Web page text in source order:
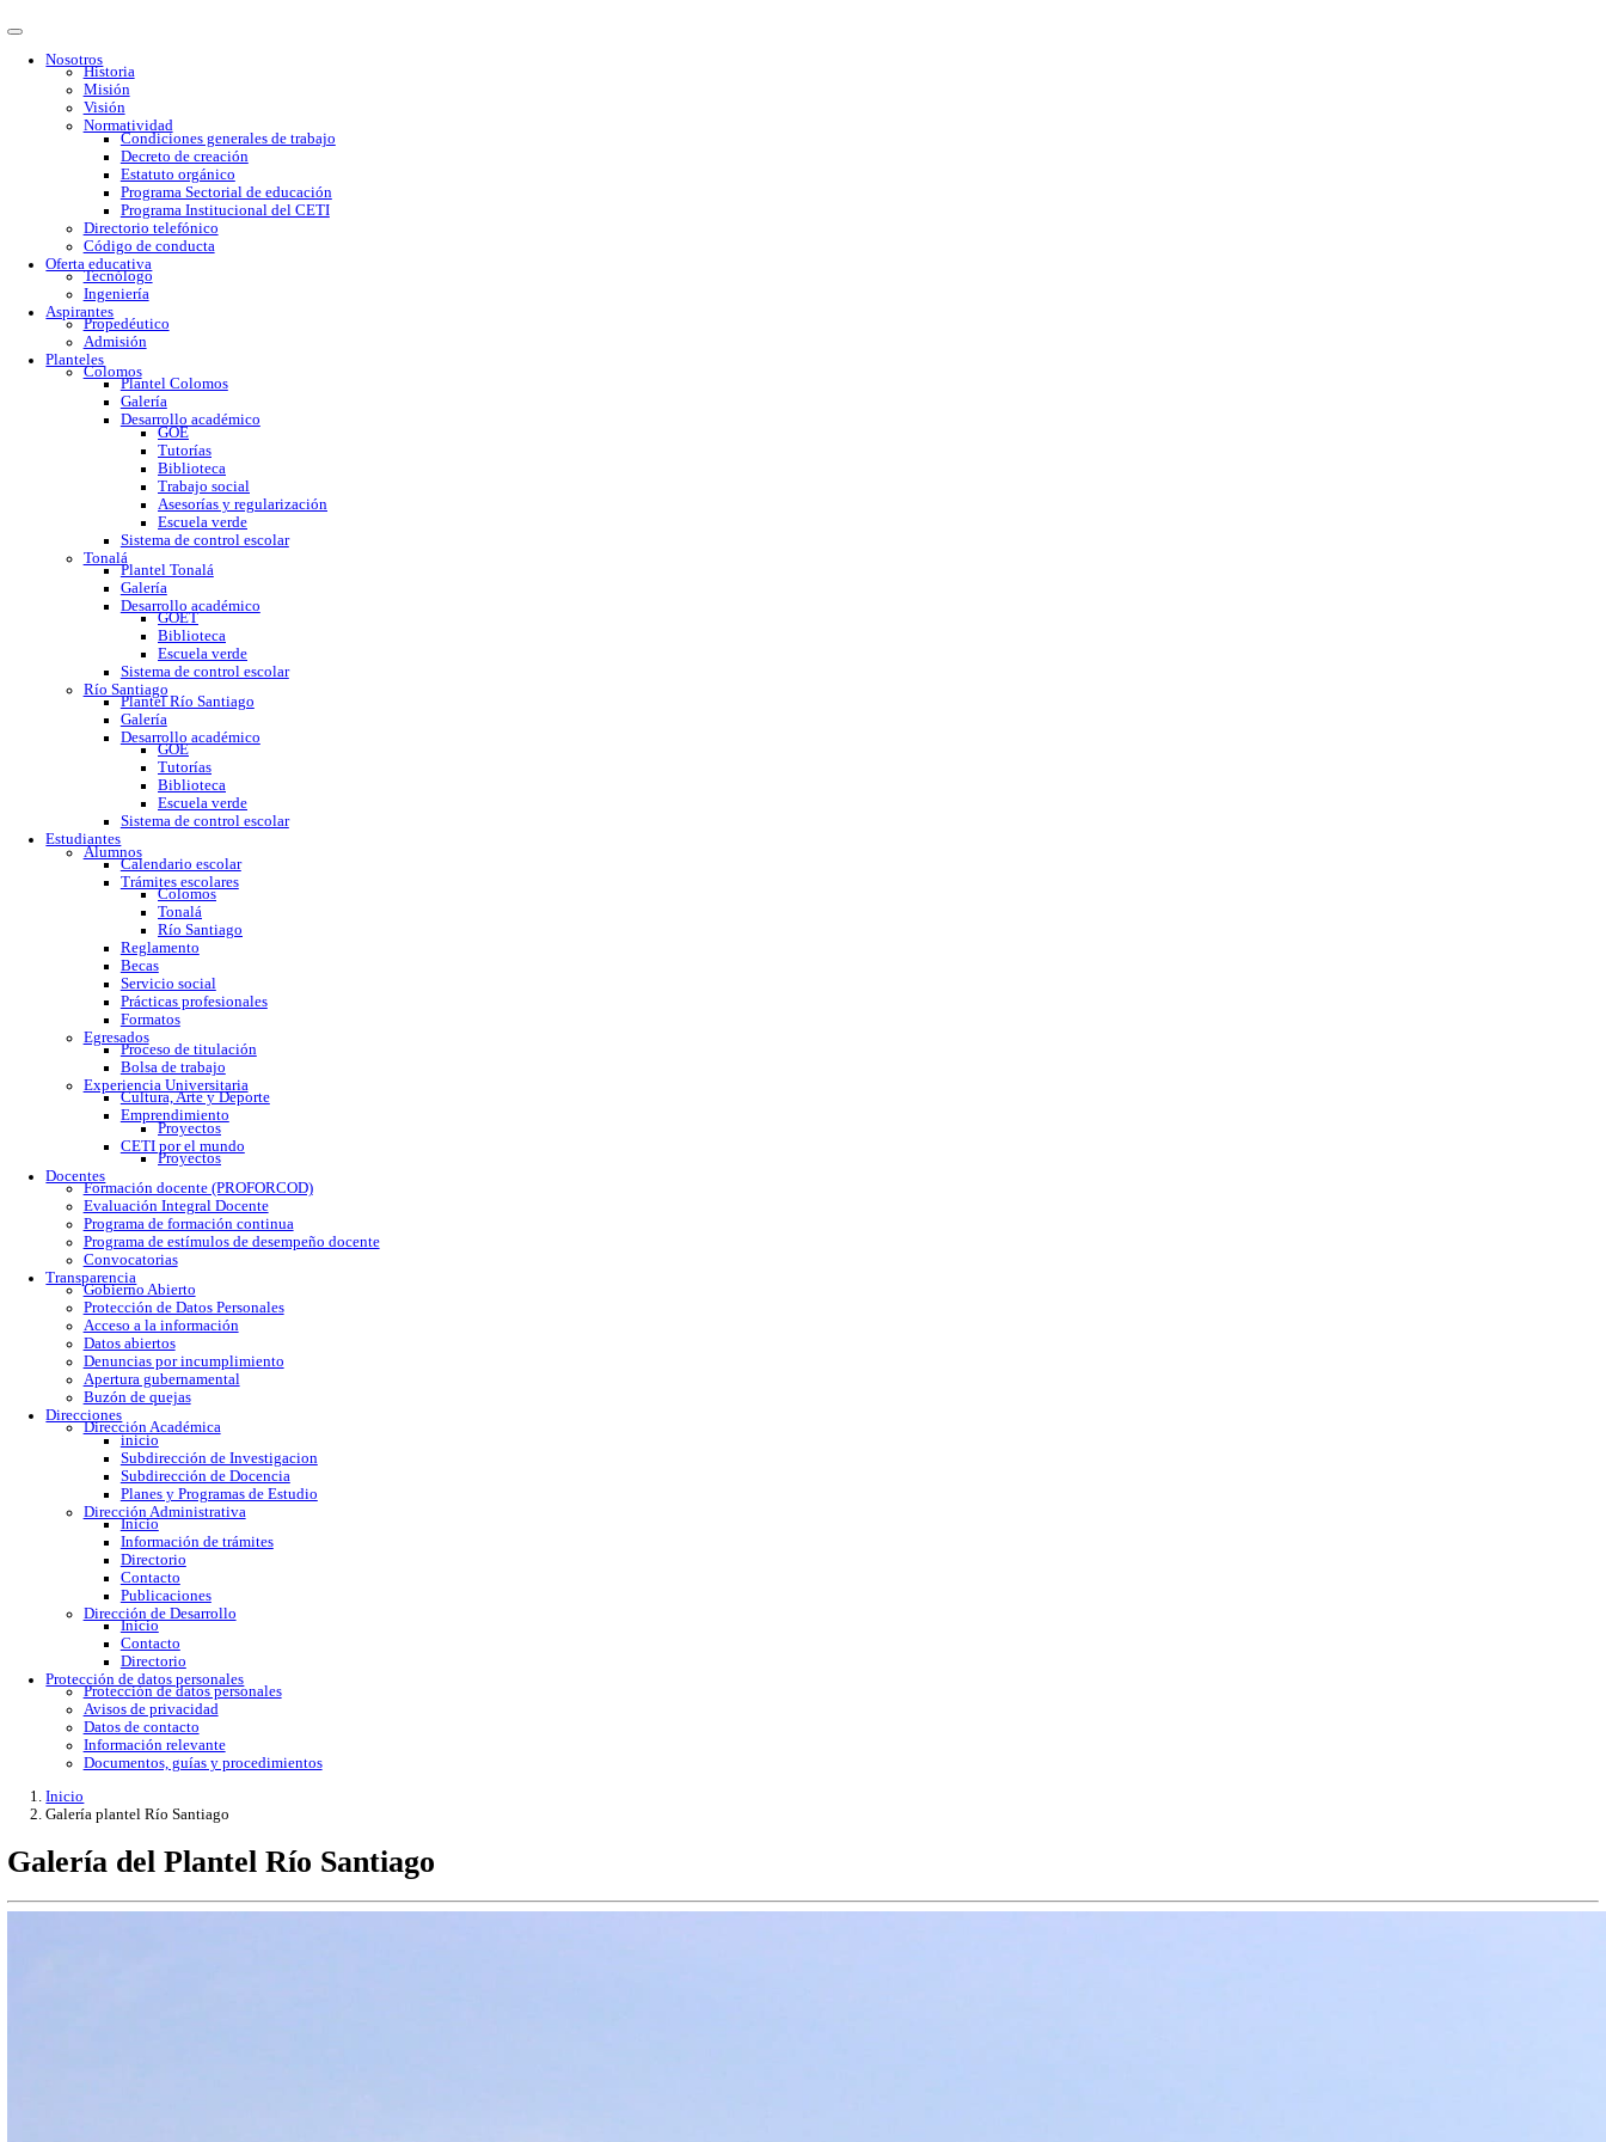
Nosotros
Historia
Misión
Visión
Normatividad
Condiciones generales de trabajo
Decreto de creación
Estatuto orgánico
Programa Sectorial de educación
Programa Institucional del CETI
Directorio telefónico
Código de conducta
Oferta educativa
Tecnólogo
Ingeniería
Aspirantes
Propedéutico
Admisión
Colomos
Plantel Colomos
Galería
Desarrollo académico
GOE
Tutorías
Trabajo social
Asesorías y regularización
Escuela verde
Sistema de control escolar
Tonalá
Plantel Tonalá
Galería
Desarrollo académico
GOET
Biblioteca
Escuela verde
Río Santiago
Plantel Río Santiago
Galería
Desarrollo académico
GOE
Tutorías
Biblioteca
Escuela verde
Sistema de control escolar
Estudiantes
Alumnos
Calendario escolar
Trámites escolares
Colomos
Tonalá
Río Santiago
Reglamento
Becas
Servicio social
Prácticas profesionales
Egresados
Proceso de titulación
Bolsa de trabajo
Experiencia Universitaria
Cultura, Arte y Deporte
Emprendimiento
CETI por el mundo
Proyectos
Docentes
Formación docente (PROFORCOD)
Evaluación Integral Docente
Programa de formación continua
Programa de estímulos de desempeño docente
Convocatorias
Transparencia
Gobierno Abierto
Protección de Datos Personales
Acceso a la información
Datos abiertos
Denuncias por incumplimiento
Apertura gubernamental
Buzón de quejas
Direcciones
Subdirección de Investigacion
Planes y Programas de Estudio
Inicio